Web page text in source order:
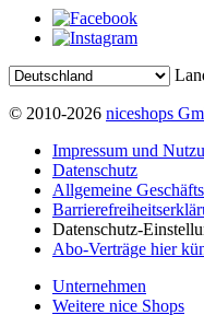
© 2010-2026 niceshops
Impressum und
Datenschutz
Allgemeine
Datenschutz-
Abo-Verträge hier
Unternehmen
Weitere nice Shops